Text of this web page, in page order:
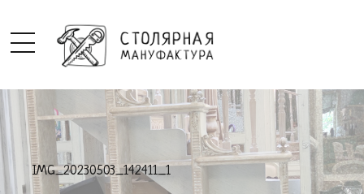
IMG_20230503_142411_1